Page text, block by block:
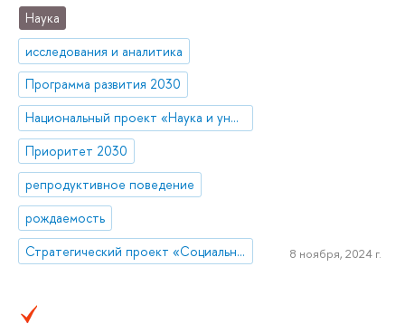
Наука
исследования и аналитика
Программа развития 2030
Национальный проект «Наука и университеты»
Приоритет 2030
репродуктивное поведение
рождаемость
Стратегический проект «Социальная политика устойчивого развития и инклюзивного экономического роста»
8 ноября, 2024 г.